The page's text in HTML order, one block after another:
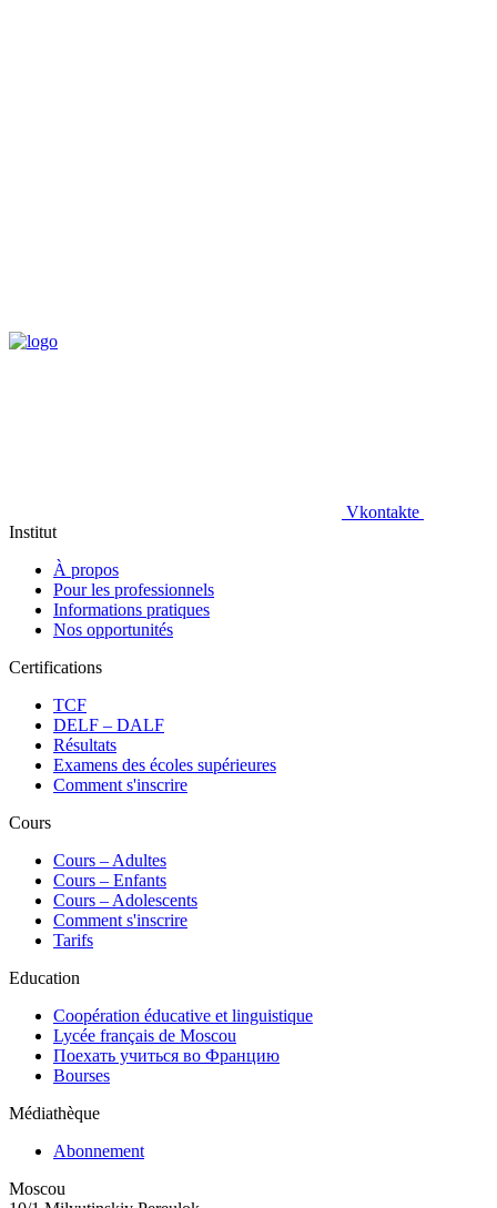
Vkontakte
Institut
À propos
Pour les professionnels
Informations pratiques
Nos opportunités
Certifications
TCF
DELF – DALF
Résultats
Examens des écoles supérieures
Comment s'inscrire
Cours
Сours – Adultes
Cours – Enfants
Cours – Adolescents
Comment s'inscrire
Tarifs
Education
Coopération éducative et linguistique
Lycée français de Moscou
Поехать учиться во Францию
Bourses
Médiathèque
Abonnement
Moscou